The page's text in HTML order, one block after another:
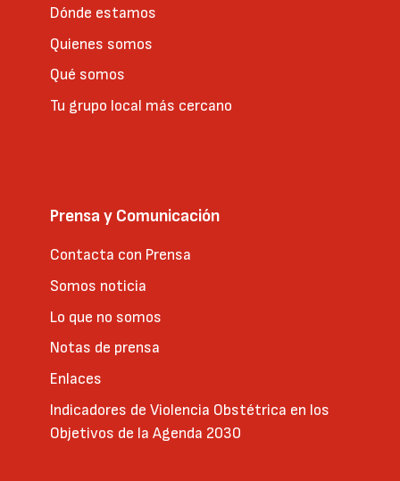
Dónde estamos
Quienes somos
Qué somos
Tu grupo local más cercano
Prensa y Comunicación
Contacta con Prensa
Somos noticia
Lo que no somos
Notas de prensa
Enlaces
Indicadores de Violencia Obstétrica en los
Objetivos de la Agenda 2030